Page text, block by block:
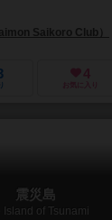
Saikoro Club）
4
お気に入り
震災島
Island of Tsunami